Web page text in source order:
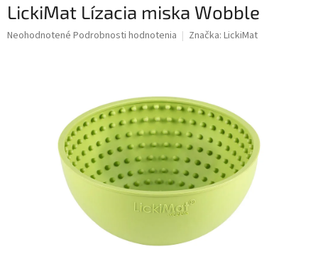
LickiMat Lízacia miska Wobble
Priemerné
Neohodnotené Podrobnosti hodnotenia Značka: LickiMat